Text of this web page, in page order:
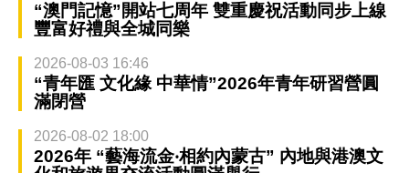
“澳門記憶”開站七周年 雙重慶祝活動同步上線
豐富好禮與全城同樂
2026-08-03 16:46
“青年匯 文化緣 中華情”2026年青年研習營圓
滿閉營
2026-08-02 18:00
2026年 “藝海流金‧相約內蒙古” 內地與港澳文